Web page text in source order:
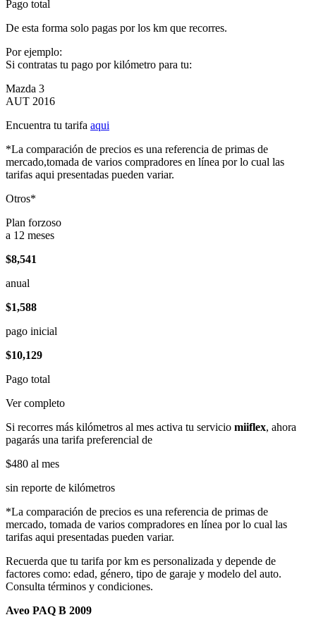
Pago total
De esta forma solo pagas por los km que recorres.
Por ejemplo:
Si contratas tu pago por kilómetro para tu:
Mazda 3
AUT 2016
Encuentra tu tarifa aqui
*La comparación de precios es una referencia de primas de
mercado,tomada de varios compradores en línea por lo cual las
tarifas aqui presentadas pueden variar.
Otros*
Plan forzoso
a 12 meses
$8,541
anual
$1,588
pago inicial
$10,129
Pago total
Ver completo
Si recorres más kilómetros al mes activa tu servicio miiflex, ahora
pagarás una tarifa preferencial de
$480 al mes
sin reporte de kilómetros
*La comparación de precios es una referencia de primas de
mercado, tomada de varios compradores en línea por lo cual las
tarifas aqui presentadas pueden variar.
Recuerda que tu tarifa por km es personalizada y depende de
factores como: edad, género, tipo de garaje y modelo del auto.
Consulta términos y condiciones.
Aveo PAQ B 2009